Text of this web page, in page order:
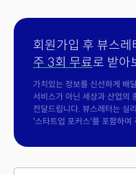
회원가입 후 뷰스레
주 3회 무료로 받아
가치있는 정보를 신선하게 배
서비스가 아닌 세상과 산업
전달드립니다. 뷰스레터는 실
'스타트업 포커스'를 포함하여